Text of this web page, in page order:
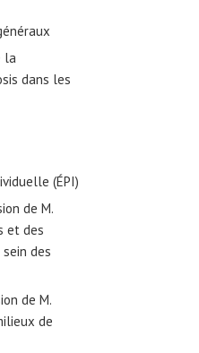
la
dans les
(ÉPI)
de M.
et des
des
de M.
de